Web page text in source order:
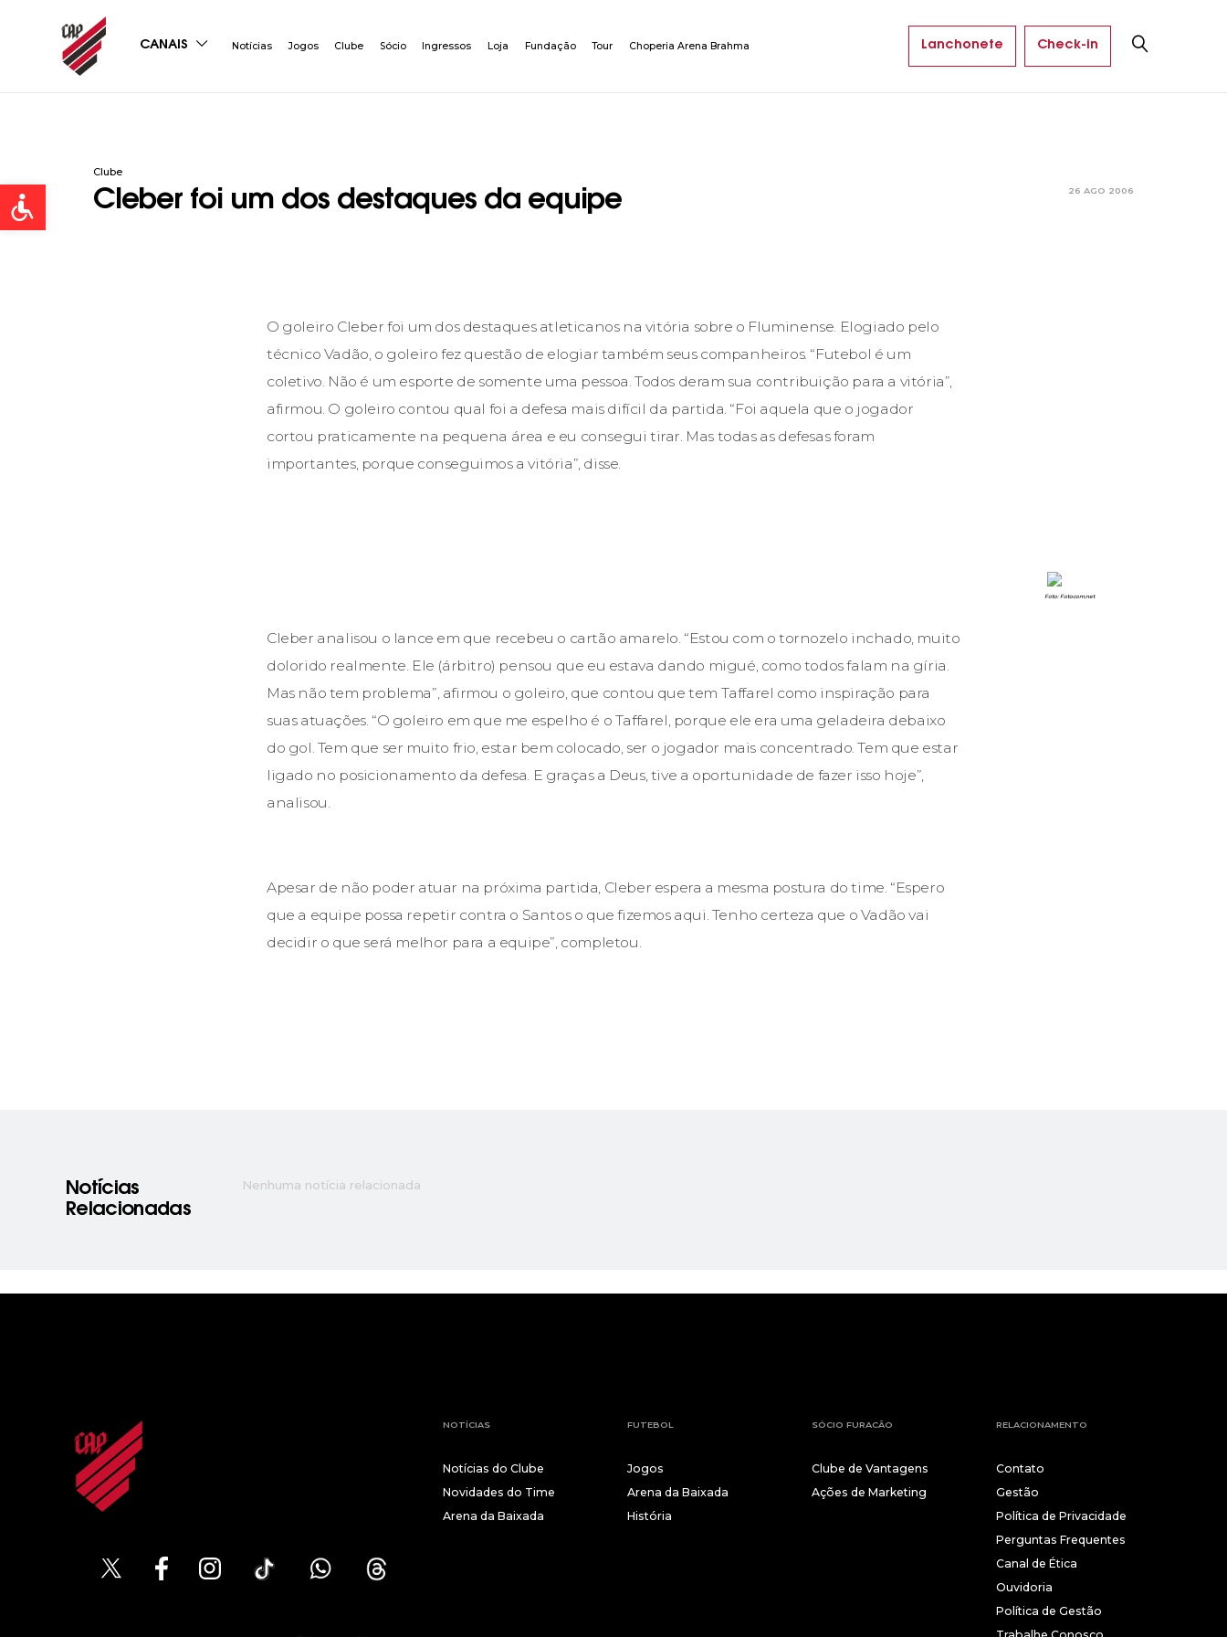
Open toolbar
CANAIS Notícias Jogos Clube Sócio Ingressos Loja Fundação Tour Choperia Arena Brahma Lanchonete Check-in
Clube
Cleber foi um dos destaques da equipe 26 AGO 2006
O goleiro Cleber foi um dos destaques atleticanos na vitória sobre o Fluminense. Elogiado pelo
técnico Vadão, o goleiro fez questão de elogiar também seus companheiros. “Futebol é um
coletivo. Não é um esporte de somente uma pessoa. Todos deram sua contribuição para a vitória”,
afirmou. O goleiro contou qual foi a defesa mais difícil da partida. “Foi aquela que o jogador
cortou praticamente na pequena área e eu consegui tirar. Mas todas as defesas foram
importantes, porque conseguimos a vitória”, disse.
Foto: Fotocom.net
Cleber analisou o lance em que recebeu o cartão amarelo. “Estou com o tornozelo inchado, muito
dolorido realmente. Ele (árbitro) pensou que eu estava dando migué, como todos falam na gíria.
Mas não tem problema”, afirmou o goleiro, que contou que tem Taffarel como inspiração para
suas atuações. “O goleiro em que me espelho é o Taffarel, porque ele era uma geladeira debaixo
do gol. Tem que ser muito frio, estar bem colocado, ser o jogador mais concentrado. Tem que estar
ligado no posicionamento da defesa. E graças a Deus, tive a oportunidade de fazer isso hoje”,
analisou.
Apesar de não poder atuar na próxima partida, Cleber espera a mesma postura do time. “Espero
que a equipe possa repetir contra o Santos o que fizemos aqui. Tenho certeza que o Vadão vai
decidir o que será melhor para a equipe”, completou.
Notícias
Relacionadas
Nenhuma notícia relacionada
NOTÍCIAS
Notícias do Clube
Novidades do Time
Arena da Baixada
FUTEBOL
Jogos
Arena da Baixada
História
SÓCIO FURACÃO
Clube de Vantagens
Ações de Marketing
RELACIONAMENTO
Contato
Gestão
Política de Privacidade
Perguntas Frequentes
Canal de Ética
Ouvidoria
Política de Gestão